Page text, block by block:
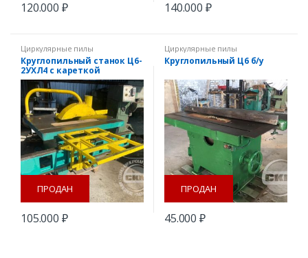
120.000 ₽ 140.000 ₽
Циркулярные пилы
Круглопильный станок Ц6-
2УХЛ4 с кареткой
ПРОДАН
105.000 ₽
Циркулярные пилы
Круглопильный Ц6 б/у
ПРОДАН
45.000₽